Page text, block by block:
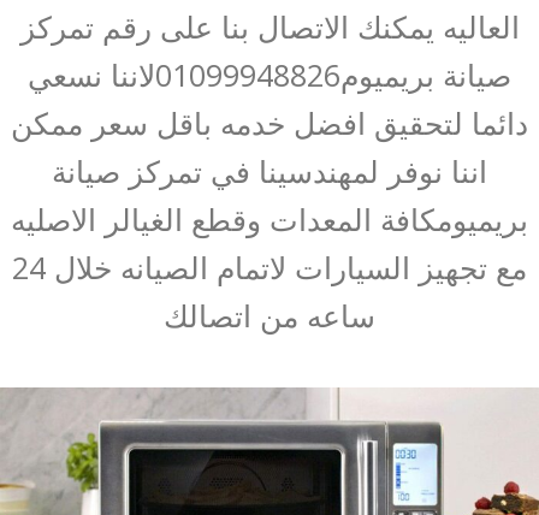
العاليه يمكنك الاتصال بنا على رقم تمركز
صيانة بريميوم01099948826لاننا نسعي
دائما لتحقيق افضل خدمه باقل سعر ممكن
اننا نوفر لمهندسينا في تمركز صيانة
بريميومكافة المعدات وقطع الغيالر الاصليه
مع تجهيز السيارات لاتمام الصيانه خلال 24
ساعه من اتصالك